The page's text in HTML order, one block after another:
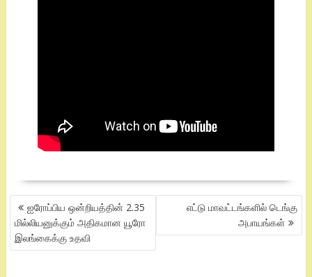
POST
NAVIGATION
ஐரோப்பிய ஒன்றியத்தின் 2.35
மில்லியனுக்கும் அதிகமான யூரோ
இலங்கைக்கு உதவி
எட்டு மாவட்டங்களில் டெங்கு
அபாயங்கள்